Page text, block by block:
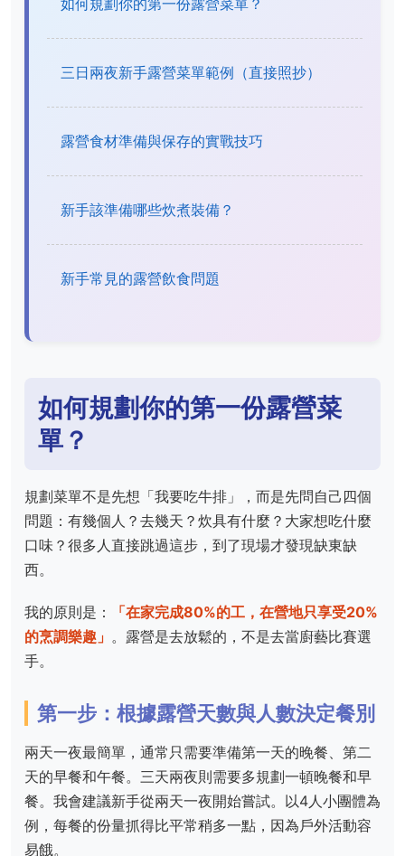
如何規劃你的第一份露營菜單？
三日兩夜新手露營菜單範例（直接照抄）
露營食材準備與保存的實戰技巧
新手該準備哪些炊煮裝備？
新手常見的露營飲食問題
如何規劃你的第一份露營菜
單？
規劃菜單不是先想「我要吃牛排」，而是先問自己四個
問題：有幾個人？去幾天？炊具有什麼？大家想吃什麼
口味？很多人直接跳過這步，到了現場才發現缺東缺
西。
我的原則是：
「在家完成80%的工，在營地只享受20%
的烹調樂趣」 。露營是去放鬆的，不是去當廚藝比賽選
手。
第一步：根據露營天數與人數決定餐別
兩天一夜最簡單，通常只需要準備第一天的晚餐、第二
天的早餐和午餐。三天兩夜則需要多規劃一頓晚餐和早
餐。我會建議新手從兩天一夜開始嘗試。以4人小團體為
例，每餐的份量抓得比平常稍多一點，因為戶外活動容
易餓。